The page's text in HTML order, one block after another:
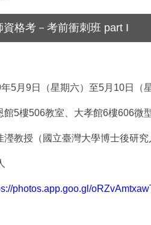
資格考－考前衝刺班 part I
月9日（星期六）至5月10日（
樓506教室、大孝館6樓606微
授（國立臺灣大學博士後研究
photos.app.goo.gl/